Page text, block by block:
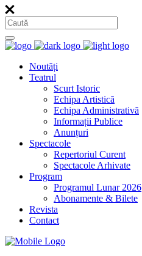
Noutăți
Teatrul
Scurt Istoric
Echipa Artistică
Echipa Administrativă
Informații Publice
Anunțuri
Spectacole
Repertoriul Curent
Spectacole Arhivate
Program
Programul Lunar 2026
Abonamente & Bilete
Revista
Contact